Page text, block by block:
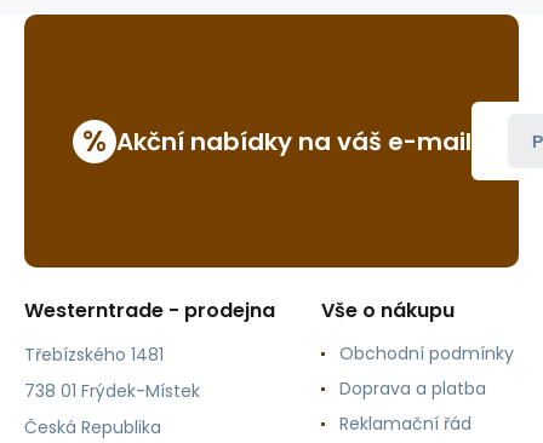
% Akční nabídky na váš e-mail
Westerntrade - prodejna
Třebízského 1481
738 01 Frýdek-Místek
Česká Republika
Vše o nákupu
Obchodní podmínky
Doprava a platba
Reklamační řád